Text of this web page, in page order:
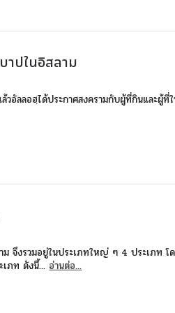
าปในอิสลาม
อัลลอฮฺได้ประกาศสงครามกับผู้ที่กินและผู้ที่
ม จึงรวมอยู่ในประเภทใหญ่ ๆ 4 ประเภท โ
เภท ดังนี้... อ่านต่อ...